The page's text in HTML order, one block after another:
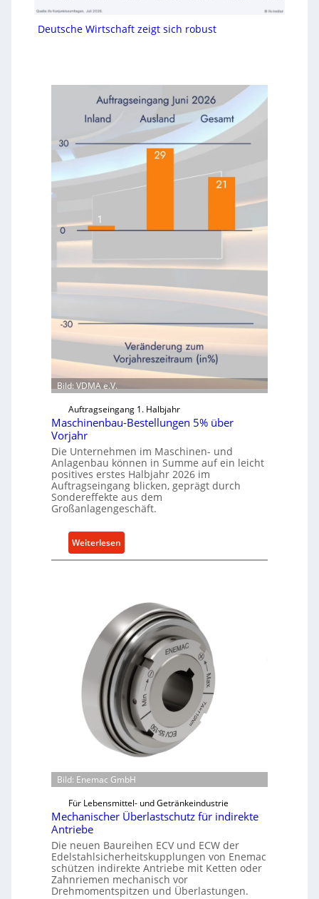
Deutsche Wirtschaft zeigt sich robust
Bild: VDMA e.V.
Auftragseingang 1. Halbjahr
Maschinenbau-Bestellungen 5% über
Vorjahr
Die Unternehmen im Maschinen- und
Anlagenbau können in Summe auf ein leicht
positives erstes Halbjahr 2026 im
Auftragseingang blicken, geprägt durch
Sondereffekte aus dem
Großanlagengeschäft.
Weiterlesen:
M
h
i
n
e
n
b
a
u
-
B
s
e
l
u
n
g
Bild: Enemac GmbH
Für Lebensmittel- und Getränkeindustrie
Mechanischer Überlastschutz für indirekte
Antriebe
Die neuen Baureihen ECV und ECW der
Edelstahlsicherheitskupplungen von Enemac
schützen indirekte Antriebe mit Ketten oder
Zahnriemen mechanisch vor
Drehmomentspitzen und Überlastungen.